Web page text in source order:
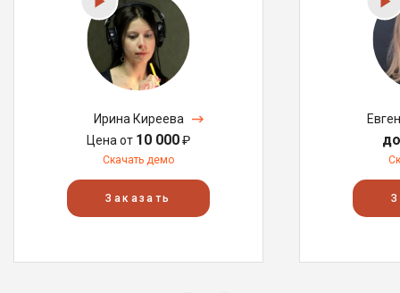
Ирина Киреева
Цена от 10 000₽
Скачать демо
Заказать